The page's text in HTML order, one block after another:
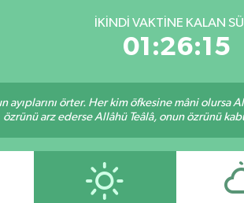
İKINDI VAKTİNE KALAN
01:26:15
ayıplarını örter. Her kim öfkesine mâni olursa
özrünü arz ederse Allâhü Teâlâ, onun özrünü